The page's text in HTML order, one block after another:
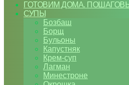
ГОТОВИМ ДОМА.
СУПЫ
Бозбаш
Борщ
Бульоны
Капустняк
Крем-суп
Лагман
Минестроне